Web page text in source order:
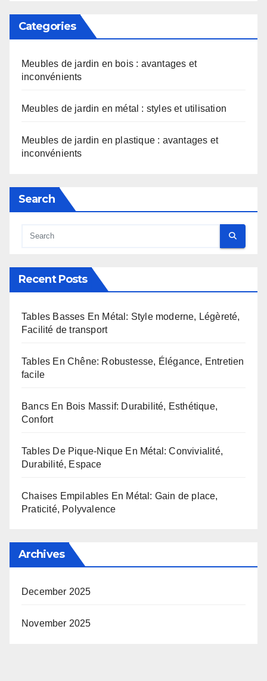
Categories
Meubles de jardin en bois : avantages et
inconvénients
Meubles de jardin en métal : styles et utilisation
Meubles de jardin en plastique : avantages et
inconvénients
Search
Recent Posts
Tables Basses En Métal: Style moderne, Légèreté,
Facilité de transport
Tables En Chêne: Robustesse, Élégance, Entretien
facile
Bancs En Bois Massif: Durabilité, Esthétique,
Confort
Tables De Pique-Nique En Métal: Convivialité,
Durabilité, Espace
Chaises Empilables En Métal: Gain de place,
Praticité, Polyvalence
Archives
December 2025
November 2025